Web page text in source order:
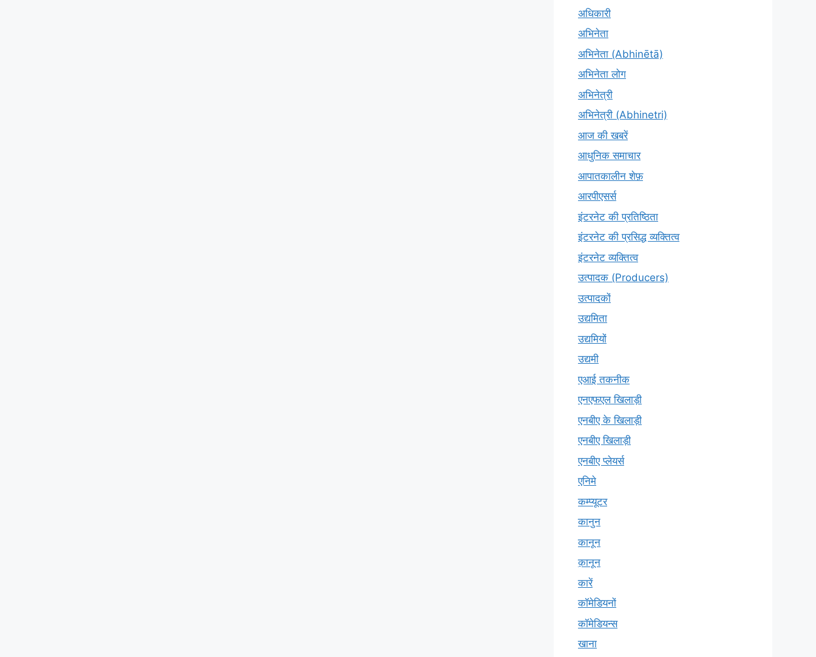
अधिकारी
अभिनेता
अभिनेता (Abhinētā)
अभिनेता लोग
अभिनेत्री
अभिनेत्री (Abhinetri)
आज की खबरें
आधुनिक समाचार
आपातकालीन शेफ़
आरपीएसर्स
इंटरनेट की प्रतिष्ठिता
इंटरनेट की प्रसिद्ध व्यक्तित्व
इंटरनेट व्यक्तित्व
उत्पादक (Producers)
उत्पादकों
उद्यमिता
उद्यमियों
उद्यमी
एआई तकनीक
एनएफएल खिलाड़ी
एनबीए के खिलाड़ी
एनबीए खिलाड़ी
एनबीए प्लेयर्स
एनिमे
कम्प्यूटर
कानुन
कानून
क़ानून
कारें
कॉमेडियनों
कॉमेडियन्स
खाना